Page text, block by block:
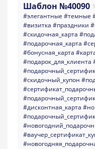
Шаблон №40090
#элегантные #темные
#визитка #праздники
#скидочная_карта
#подарочная_карта
#бонусная_карта
#подарок_для_клиента
#скидочный_купон
#дисконтная_карта